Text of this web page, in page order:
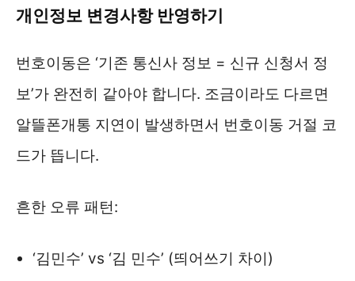
개인정보 변경사항 반영하기
번호이동은 ‘기존 통신사 정보 = 신규 신청서 정
보’가 완전히 같아야 합니다. 조금이라도 다르면
알뜰폰개통 지연이 발생하면서 번호이동 거절 코
드가 뜹니다.
흔한 오류 패턴:
‘김민수’ vs ‘김 민수’ (띄어쓰기 차이)